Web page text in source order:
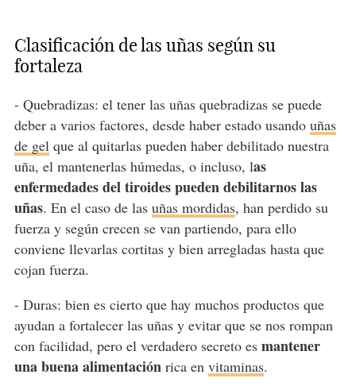
Clasificación de las uñas según su
fortaleza
- Quebradizas: el tener las uñas quebradizas se puede
deber a varios factores, desde haber estado usando uñas
de gelque al quitarlas pueden haber debilitado nuestra
uña, el mantenerlas húmedas, o incluso, las
enfermedades del tiroides pueden debilitarnos las
uñas. En el caso de las uñas mordidas, han perdido su
fuerza y según crecen se van partiendo, para ello
conviene llevarlas cortitas y bien arregladas hasta que
cojan fuerza.
- Duras: bien es cierto que hay muchos productos que
ayudan a fortalecer las uñas y evitar que se nos rompan
con facilidad, pero el verdadero secreto es mantener
una buena alimentaciónrica en vitaminas.